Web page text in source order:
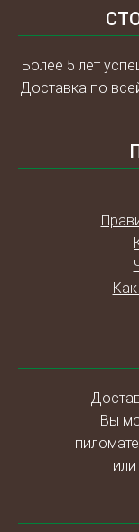
Более 5 лет
Доставка по
Вы